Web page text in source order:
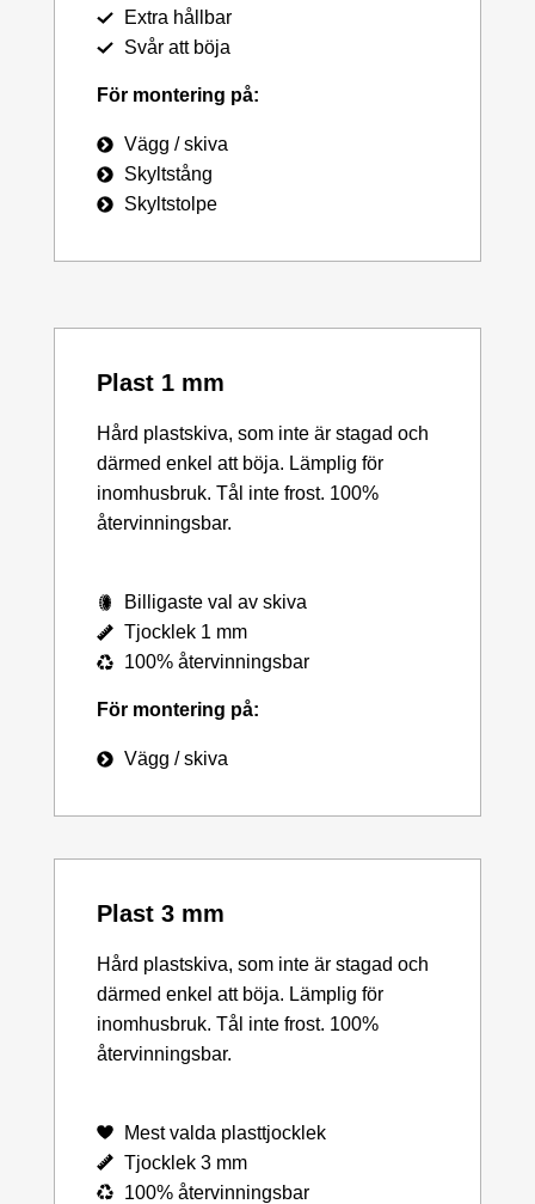
Extra hållbar
Svår att böja
För montering på:
Vägg / skiva
Skyltstång
Skyltstolpe
Plast 1 mm
Hård plastskiva, som inte är stagad och
därmed enkel att böja. Lämplig för
inomhusbruk. Tål inte frost. 100%
återvinningsbar.
Billigaste val av skiva
Tjocklek 1 mm
100% återvinningsbar
För montering på:
Vägg / skiva
Plast 3 mm
Hård plastskiva, som inte är stagad och
därmed enkel att böja. Lämplig för
inomhusbruk. Tål inte frost. 100%
återvinningsbar.
Mest valda plasttjocklek
Tjocklek 3 mm
100% återvinningsbar